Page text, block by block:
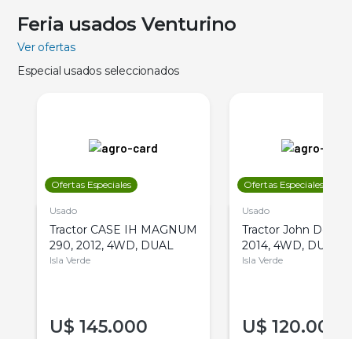
Feria usados Venturino
Ver ofertas
Especial usados seleccionados
Ofertas Especiales
Usado
Tractor CASE IH MAGNUM
290, 2012, 4WD, DUAL
Isla Verde
U$ 145.000
Ofertas Especiales
Usado
Tractor John Deere
2014, 4WD, DUAL
Isla Verde
U$ 120.000